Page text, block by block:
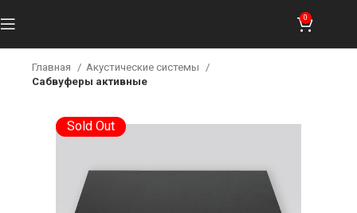
0
Главная
Акустические системы
Сабвуферы активные
Sold Out